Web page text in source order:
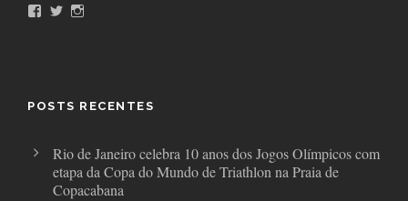
k
T
a
POSTS RECENTES
Rio de Janeiro celebra 10 anos dos Jogos Olímpicos com
etapa da Copa do Mundo de Triathlon na Praia de
Copacabana